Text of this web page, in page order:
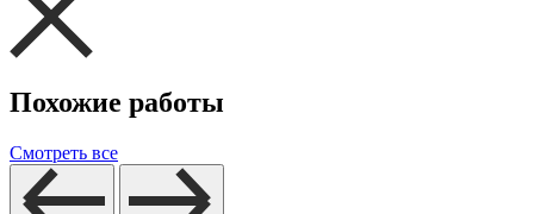
Похожие работы
Смотреть все